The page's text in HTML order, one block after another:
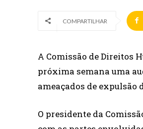
COMPARTILHAR
A Comissão de Direitos
próxima semana uma
ameaçados de expulsão
O presidente da